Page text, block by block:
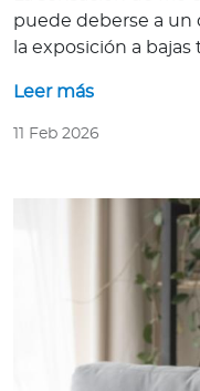
puede deberse a un
la exposición a
Leer más
11 Feb 2026